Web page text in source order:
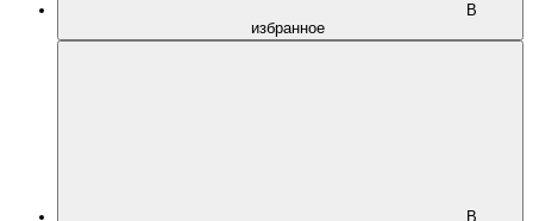
В
избранное
В